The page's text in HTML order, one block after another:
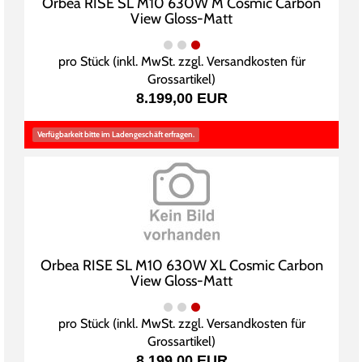
View Gloss-Matt
pro Stück (inkl. MwSt. zzgl. Versandkosten für
Grossartikel)
8.199,00 EUR
Verfügbarkeit bitte im Ladengeschäft erfragen.
Orbea RISE SL M10 630W XL Cosmic Carbon
View Gloss-Matt
pro Stück (inkl. MwSt. zzgl. Versandkosten für
Grossartikel)